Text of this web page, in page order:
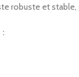
robuste et
: